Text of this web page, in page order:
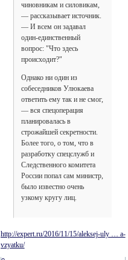
чиновникам и силовикам,
— рассказывает источник.
— И всем он задавал
один-единственный
вопрос: "Что здесь
происходит?"
Однако ни один из
собеседников Улюкаева
ответить ему так и не смог,
— вся спецоперация
планировалась в
строжайшей секретности.
Более того, о том, что в
разработку спецслужб и
Следственного комитета
России попал сам министр,
было известно очень
узкому кругу лиц.
http://expert.ru/2016/11/15/aleksej-uly … a-
vzyatku/